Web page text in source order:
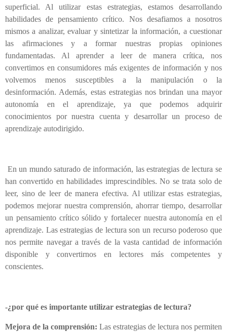
superficial. Al utilizar estas estrategias, estamos desarrollando
habilidades de pensamiento crítico. Nos desafiamos a nosotros
mismos a analizar, evaluar y sintetizar la información, a cuestionar
las afirmaciones y a formar nuestras propias opiniones
fundamentadas. Al aprender a leer de manera crítica, nos
convertimos en consumidores más exigentes de información y nos
volvemos menos susceptibles a la manipulación o la
desinformación. Además, estas estrategias nos brindan una mayor
autonomía en el aprendizaje, ya que podemos adquirir
conocimientos por nuestra cuenta y desarrollar un proceso de
aprendizaje autodirigido.
En un mundo saturado de información, las estrategias de lectura se
han convertido en habilidades imprescindibles. No se trata solo de
leer, sino de leer de manera efectiva. Al utilizar estas estrategias,
podemos mejorar nuestra comprensión, ahorrar tiempo, desarrollar
un pensamiento crítico sólido y fortalecer nuestra autonomía en el
aprendizaje. Las estrategias de lectura son un recurso poderoso que
nos permite navegar a través de la vasta cantidad de información
disponible y convertirnos en lectores más competentes y
conscientes.
-¿por qué es importante utilizar estrategias de lectura?
Mejora de la comprensión: Las estrategias de lectura nos permiten